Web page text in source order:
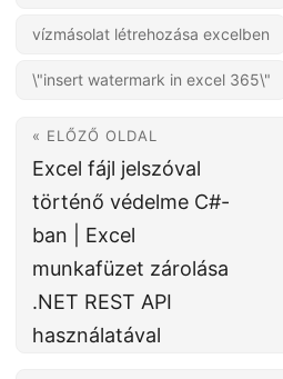
vízmásolat létrehozása excelben
\"insert watermark in excel 365\"
« ELŐZŐ OLDAL
Excel fájl jelszóval
történő védelme C#-
ban | Excel
munkafüzet zárolása
.NET REST API
használatával